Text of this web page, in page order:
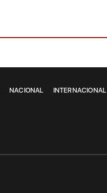
NACIONAL INTERNACIONAL